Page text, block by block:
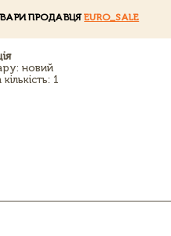
ПРОДАВЦЯEURO_SALE
новий
1